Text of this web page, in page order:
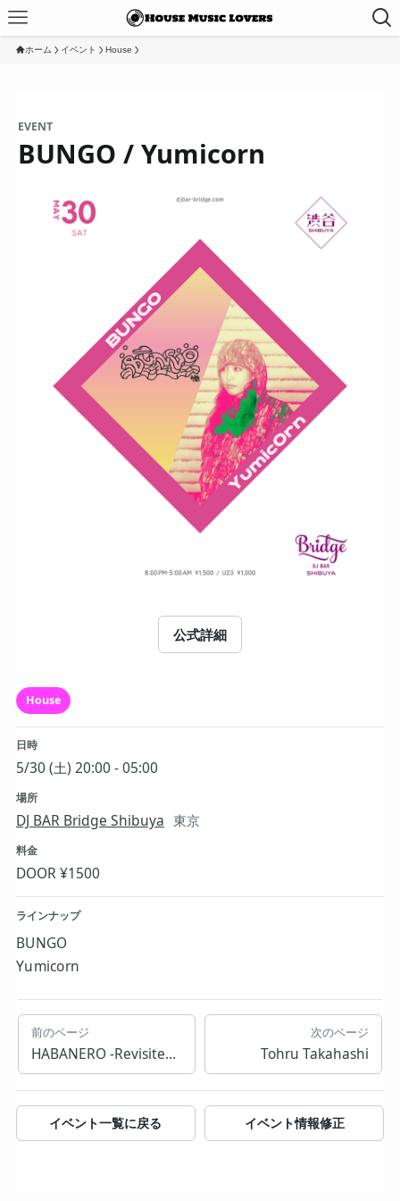
ホーム イベント House
EVENT
BUNGO / Yumicorn
公式詳細
House
日時
5/30 (土) 20:00 - 05:00
場所
DJ BAR Bridge Shibuya 東京
料金
DOOR ¥1500
ラインナップ
BUNGO
Yumicorn
前のページ
HABANERO -Revisited –
次のページ
Tohru Takahashi
イベント一覧に戻る イベント情報修正